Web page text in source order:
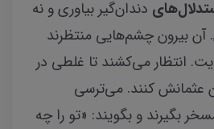
دندان‌گیر بیاوری و نه
آن بیرون چشم‌هایی منتظرند
انتظار می‌کشند تا غلطی در
عثمانش کنند. می‌ترسی
بگیرند و بگویند: «تو را چه